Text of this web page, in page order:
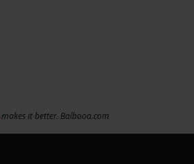
makes it better. Balbooa.com